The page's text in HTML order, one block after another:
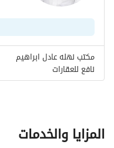
مكتب نهله عادل ابراهيم
نافع للعقارات
المزايا والخدمات